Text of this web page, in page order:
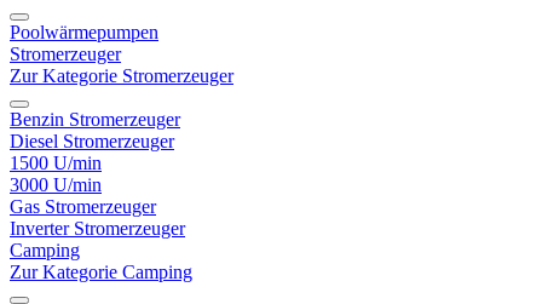
Poolwärmepumpen
Stromerzeuger
Zur Kategorie Stromerzeuger
Benzin Stromerzeuger
Diesel Stromerzeuger
1500 U/min
3000 U/min
Gas Stromerzeuger
Inverter Stromerzeuger
Camping
Zur Kategorie Camping